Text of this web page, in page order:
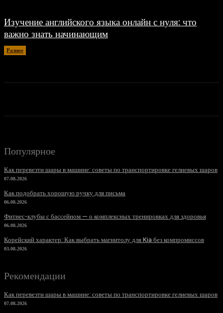
Изучение английского языка онлайн с нуля: что
важно знать начинающим
Разное
Популярное
Как перевезти шары в машине: советы по транспортировке гелиевых шаров
07.08.2026
Как подобрать хорошую ручку для письма
06.08.2026
Фитнес-клубы с бассейном — о комплексных тренировках для здоровья
06.08.2026
Корейский характер: Как выбрать магнитолу для Kia без компромиссов
03.08.2026
Рекомендации
Как перевезти шары в машине: советы по транспортировке гелиевых шаров
07.08.2026